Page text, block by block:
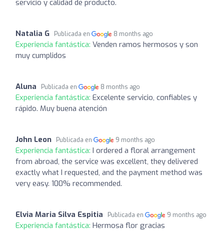
servicio y calidad de producto.
Natalia G Publicada en 8 months ago
Experiencia fantástica: Venden ramos hermosos y son
muy cumplidos
Aluna Publicada en 8 months ago
Experiencia fantástica: Excelente servicio, confiables y
rápido. Muy buena atención
John Leon Publicada en 9 months ago
Experiencia fantástica: I ordered a floral arrangement
from abroad, the service was excellent, they delivered
exactly what I requested, and the payment method was
very easy. 100% recommended.
Elvia Maria Silva Espitia Publicada en 9 months ago
Experiencia fantástica: Hermosa flor gracias